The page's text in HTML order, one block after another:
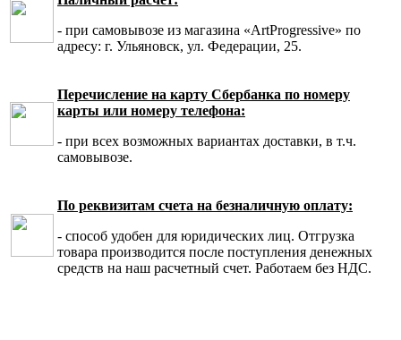
- при самовывозе из магазина «ArtProgressive» по
адресу: г. Ульяновск, ул. Федерации, 25.
Перечисление на карту Сбербанка по номеру
карты или номеру телефона:
- при всех возможных вариантах доставки, в т.ч.
самовывозе.
По реквизитам счета на безналичную оплату:
- способ удобен для юридических лиц. Отгрузка
товара производится после поступления денежных
средств на наш расчетный счет. Работаем без НДС.